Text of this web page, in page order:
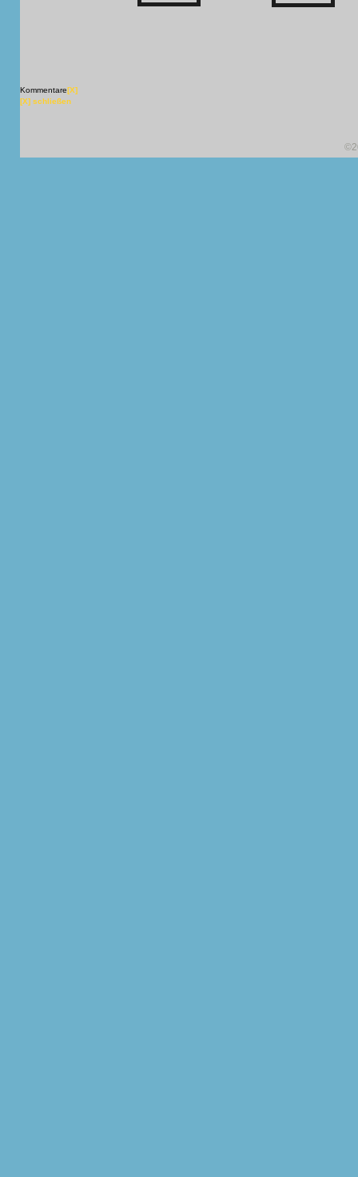
Kommentare[X]
[X] schließen